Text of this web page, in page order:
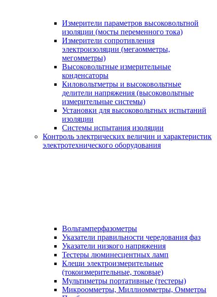
Измерители параметров высоковольтной
изоляции (мосты переменного тока)
Измерители сопротивления
электроизоляции (мегаомметры,
мегомметры)
Высоковольтные измерительные
конденсаторы
Киловольтметры и высоковольтные
делители напряжения (высоковольтные
измерительные системы)
Установки для высоковольтных испытаний
изоляции
Системы испытания изоляции
Контроль электрических величин и характеристик
электротехнического оборудования
Вольтамперфазометры
Указатели правильности чередования фаз
Указатели низкого напряжения
Тестеры люминесцентных ламп
Клещи электроизмерительные
(токоизмерительные, токовые)
Мультиметры портативные (тестеры)
Микроомметры, Миллиомметры, Омметры